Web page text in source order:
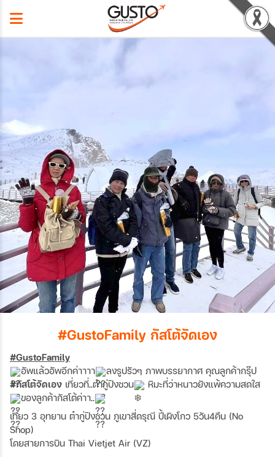
#GustoFamily กัสโต้จัดเอง
#GustoFamily
อัพแล้วอัพอีกค่าาาา
ลงรูปรัวๆ ภาพบรรยากาศ คุณลูกค้ากรุ๊ป
#กัสโต้จัดเอง เที่ยวที่..ต๋ากู่ปิงชวน
หิมะที่ว่าหนาวยังแพ้ความสดใส
ของลูกค้ากัสโต้ค่าา..
เที่ยว 3 อุทยาน ต๋ากู่ปิงชวน ภูเขาสี่ดรุณี ปี้เผิงโกว 5วัน4คืน (No
Shop)
โดยสายการบิน Thai Vietjet Air (VZ)